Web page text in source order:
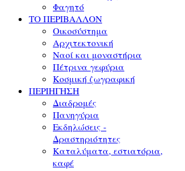
Φαγητό
ΤΟ ΠΕΡΙΒΑΛΛΟΝ
Οικοσύστημα
Αρχιτεκτονική
Ναοί και μοναστήρια
Πέτρινα γεφύρια
Κοσμική ζωγραφική
ΠΕΡΙΗΓΗΣΗ
Διαδρομές
Πανηγύρια
Εκδηλώσεις -
Δραστηριότητες
Καταλύματα, εστιατόρια,
καφέ